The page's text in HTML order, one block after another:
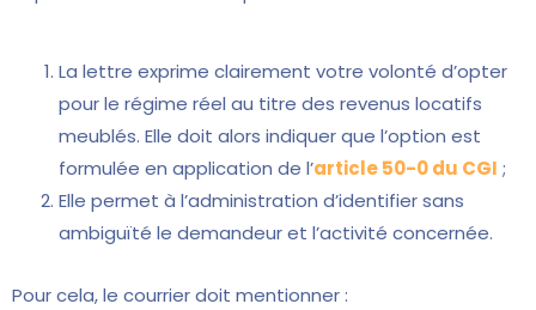
La lettre exprime clairement votre volonté d’opter
pour le régime réel au titre des revenus locatifs
meublés. Elle doit alors indiquer que l’option est
formulée en application de l’article 50-0 du CGI ;
Elle permet à l’administration d’identifier sans
ambiguïté le demandeur et l’activité concernée.
Pour cela, le courrier doit mentionner :